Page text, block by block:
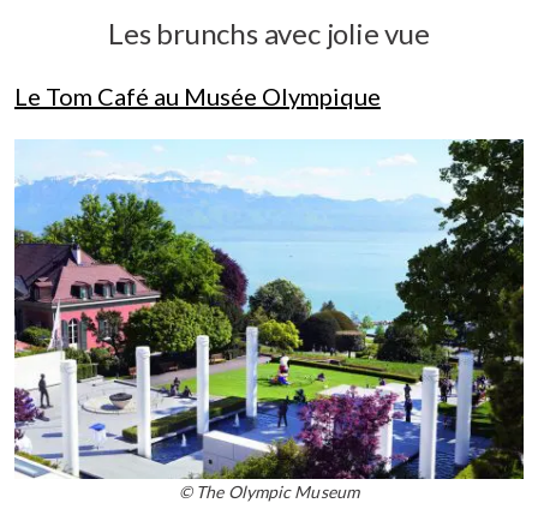
Les brunchs avec jolie vue
Le Tom Café au Musée Olympique
© The Olympic Museum